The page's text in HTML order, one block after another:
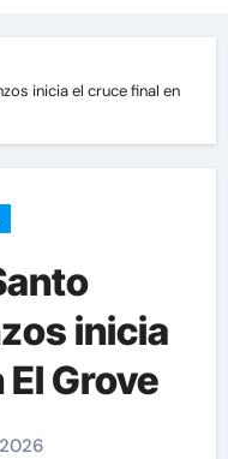
inicia el cruce final en
inicia
Grove